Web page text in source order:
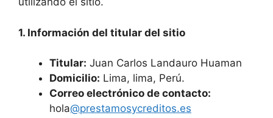
1. Información del titular del sitio
Titular: Juan Carlos Landauro Huaman
Domicilio: Lima, lima, Perú.
Correo electrónico de contacto:
hola@prestamosycreditos.es